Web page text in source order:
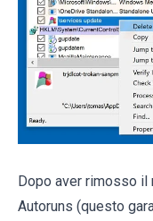
Dopo aver rimosso il
Autoruns (questo